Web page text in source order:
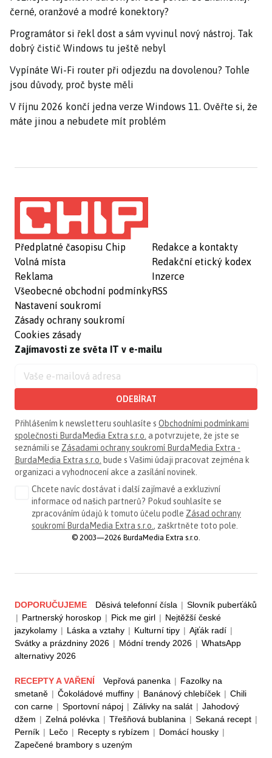
černé, oranžové a modré konektory?
Programátor si řekl dost a sám vyvinul nový nástroj. Tak
dobrý čistič Windows tu ještě nebyl
Vypínáte Wi-Fi router při odjezdu na dovolenou? Tohle
jsou důvody, proč byste měli
V říjnu 2026 končí jedna verze Windows 11. Ověřte si, že
máte jinou a nebudete mít problém
Předplatné časopisu Chip
Volná místa
Reklama
Všeobecné obchodní podmínky
Nastavení soukromí
Zásady ochrany soukromí
Cookies zásady
Redakce a kontakty
Redakční etický kodex
Inzerce
RSS
Zajímavosti ze světa IT v e-mailu
ODEBÍRAT
Přihlášením k newsletteru souhlasíte s Obchodními podmínkami
společnosti BurdaMedia Extra s.r.o. a potvrzujete, že jste se
seznámili se Zásadami ochrany soukromí BurdaMedia Extra -
BurdaMedia Extra s.r.o. bude s Vašimi údaji pracovat zejména k
organizaci a vyhodnocení akce a zasílání novinek.
Chcete navíc dostávat i další zajímavé a exkluzivní
informace od našich partnerů? Pokud souhlasíte se
zpracováním údajů k tomuto účelu podle Zásad ochrany
soukromí BurdaMedia Extra s.r.o., zaškrtněte toto pole.
© 2003—2026 BurdaMedia Extra s.r.o.
DOPORUČUJEME Děsivá telefonní čísla | Slovník puberťáků
| Partnerský horoskop | Pick me girl | Nejtěžší české
jazykolamy | Láska a vztahy | Kulturní tipy | Ajťák radí |
Svátky a prázdniny 2026 | Módní trendy 2026 | WhatsApp
alternativy 2026
RECEPTY A VAŘENÍ Vepřová panenka | Fazolky na
smetaně | Čokoládové muffiny | Banánový chlebíček | Chili
con carne | Sportovní nápoj | Zálivky na salát | Jahodový
džem | Zelná polévka | Třešňová bublanina | Sekaná recept |
Perník | Lečo | Recepty s rybízem | Domácí housky |
Zapečené brambory s uzeným